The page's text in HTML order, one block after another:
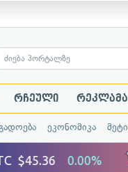
რჩეული რეკლამა
ეკონომიკა მეტი